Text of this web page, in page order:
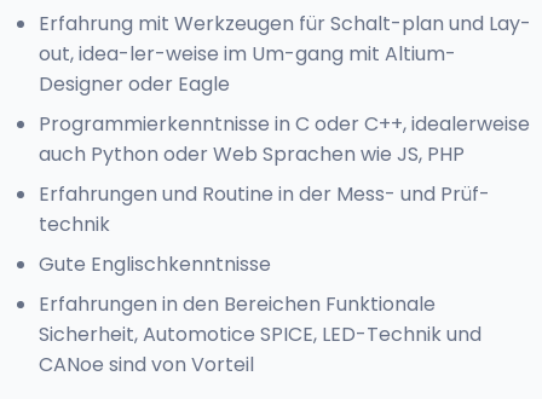
Erfahrung mit Werkzeugen für Schalt-plan und Lay-
out, idea-ler-weise im Um-gang mit Altium-
Designer oder Eagle
Programmierkenntnisse in C oder C++, idealerweise
auch Python oder Web Sprachen wie JS, PHP
Erfahrungen und Routine in der Mess- und Prüf-
technik
Gute Englischkenntnisse
Erfahrungen in den Bereichen Funktionale
Sicherheit, Automotice SPICE, LED-Technik und
CANoe sind von Vorteil